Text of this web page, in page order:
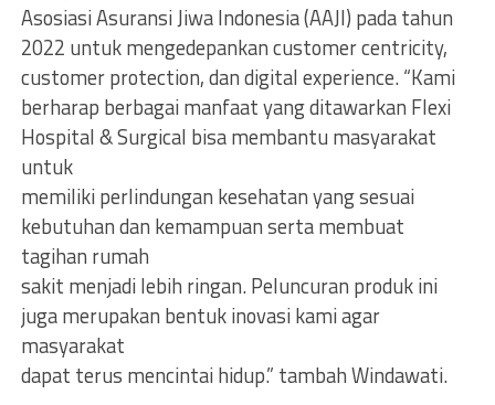
Asosiasi Asuransi Jiwa Indonesia (AAJI) pada tahun
2022 untuk mengedepankan customer centricity,
customer protection, dan digital experience. “Kami
berharap berbagai manfaat yang ditawarkan Flexi
Hospital & Surgical bisa membantu masyarakat
untuk
memiliki perlindungan kesehatan yang sesuai
kebutuhan dan kemampuan serta membuat
tagihan rumah
sakit menjadi lebih ringan. Peluncuran produk ini
juga merupakan bentuk inovasi kami agar
masyarakat
dapat terus mencintai hidup.” tambah Windawati.